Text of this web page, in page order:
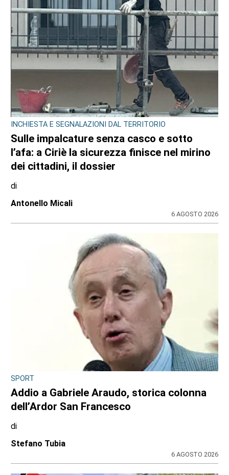
INCHIESTA E SEGNALAZIONI DAL TERRITORIO
Sulle impalcature senza casco e sotto
l’afa: a Ciriè la sicurezza finisce nel mirino
dei cittadini, il dossier
di
Antonello Micali
6 AGOSTO 2026
SPORT
Addio a Gabriele Araudo, storica colonna
dell’Ardor San Francesco
di
Stefano Tubia
6 AGOSTO 2026